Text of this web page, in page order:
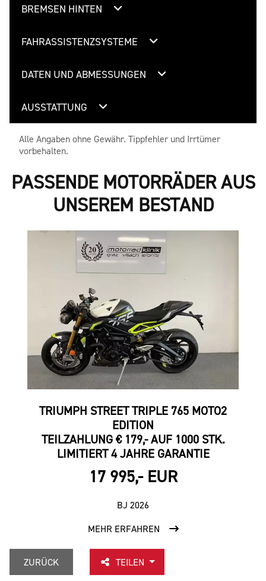
BREMSEN HINTEN
FAHRASSISTENZSYSTEME
DATEN UND ABMESSUNGEN
AUSSTATTUNG
Alle Angaben ohne Gewähr. Tippfehler und Irrtümer
vorbehalten.
PASSENDE MOTORRÄDER AUS
UNSEREM BESTAND
TRIUMPH STREET TRIPLE 765 MOTO2
EDITION
TEILZAHLUNG € 179,- AUF 1000 STK.
LIMITIERT 4 JAHRE GARANTIE
17 995,- EUR
BJ 2026
MEHR ERFAHREN
ZURÜCK TEILEN